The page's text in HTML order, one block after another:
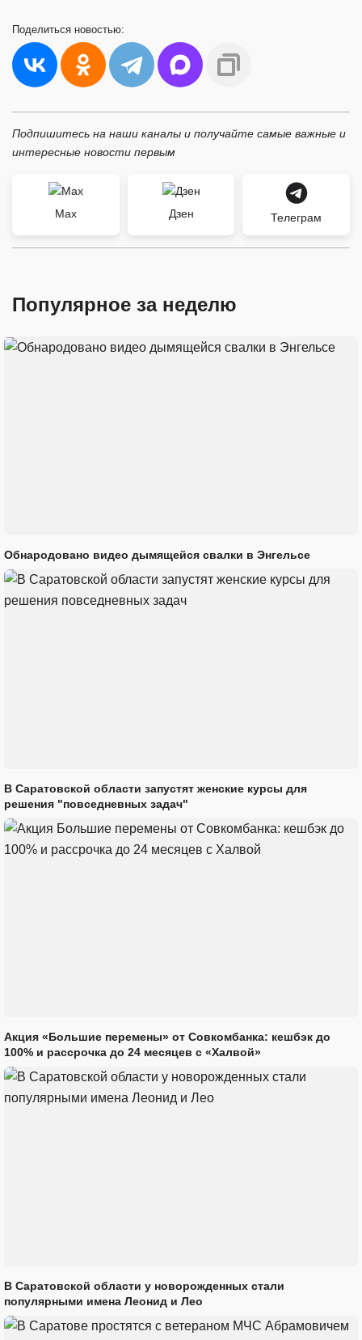
Поделиться новостью:
Подпишитесь на наши каналы и получайте самые важные и
интересные новости первым
Max Дзен Телеграм
Популярное за неделю
Обнародовано видео дымящейся свалки в Энгельсе
В Саратовской области запустят женские курсы для
решения "повседневных задач"
Акция «Большие перемены» от Совкомбанка: кешбэк до
100% и рассрочка до 24 месяцев с «Халвой»
В Саратовской области у новорожденных стали
популярными имена Леонид и Лео